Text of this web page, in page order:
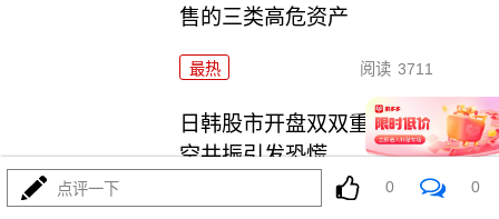
售的三类高危资产
最热 阅读 3711
日韩股市开盘双双重挫，多重利
空共振引发恐慌
最热
点评一下 0 0